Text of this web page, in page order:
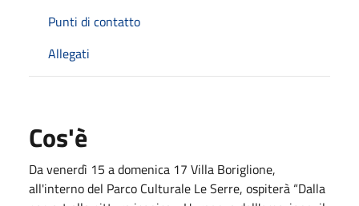
Punti di contatto
Allegati
Cos'è
Da venerdì 15 a domenica 17 Villa Boriglione,
all'interno del Parco Culturale Le Serre, ospiterà “Dalla